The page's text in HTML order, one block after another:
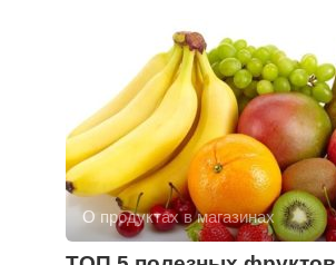
О продуктах в магазинах